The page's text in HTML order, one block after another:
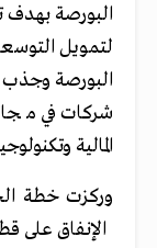
البورصة
لتمويل
البورصة
شركات في
المالية
وركزت خطة
الإنفاق